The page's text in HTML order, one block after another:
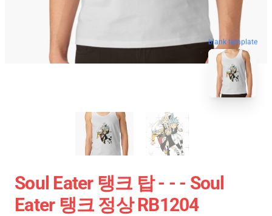
blank template
Soul Eater 탱크 탑 - - - Soul
Eater 탱크 정상 RB1204